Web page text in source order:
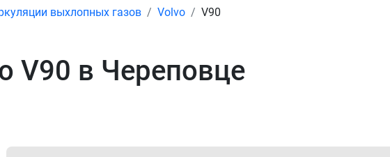
выхлопных газов Volvo V90
V90 в Череповце